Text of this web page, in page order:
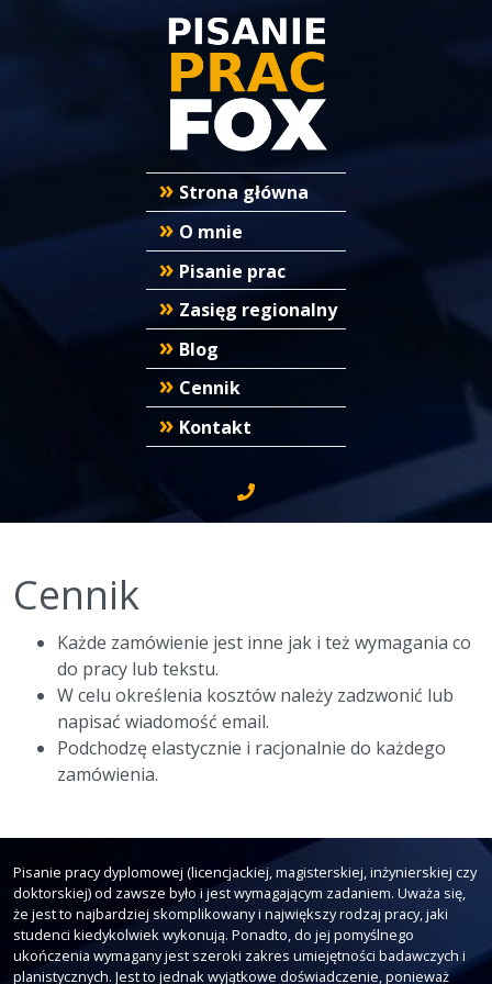
Strona główna
O mnie
Pisanie prac
Zasięg regionalny
Blog
Cennik
Kontakt
Cennik
Każde zamówienie jest inne jak i też wymagania co
do pracy lub tekstu.
W celu określenia kosztów należy zadzwonić lub
napisać wiadomość email.
Podchodzę elastycznie i racjonalnie do każdego
zamówienia.
Pisanie pracy dyplomowej (licencjackiej, magisterskiej, inżynierskiej czy
doktorskiej) od zawsze było i jest wymagającym zadaniem. Uważa się,
że jest to najbardziej skomplikowany i największy rodzaj pracy, jaki
studenci kiedykolwiek wykonują. Ponadto, do jej pomyślnego
ukończenia wymagany jest szeroki zakres umiejętności badawczych i
planistycznych. Jest to jednak wyjątkowe doświadczenie, ponieważ